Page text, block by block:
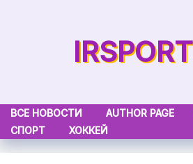
ВСЕ НОВОСТИ AUTHOR PAGE
СПОРТ
ХОККЕЙ